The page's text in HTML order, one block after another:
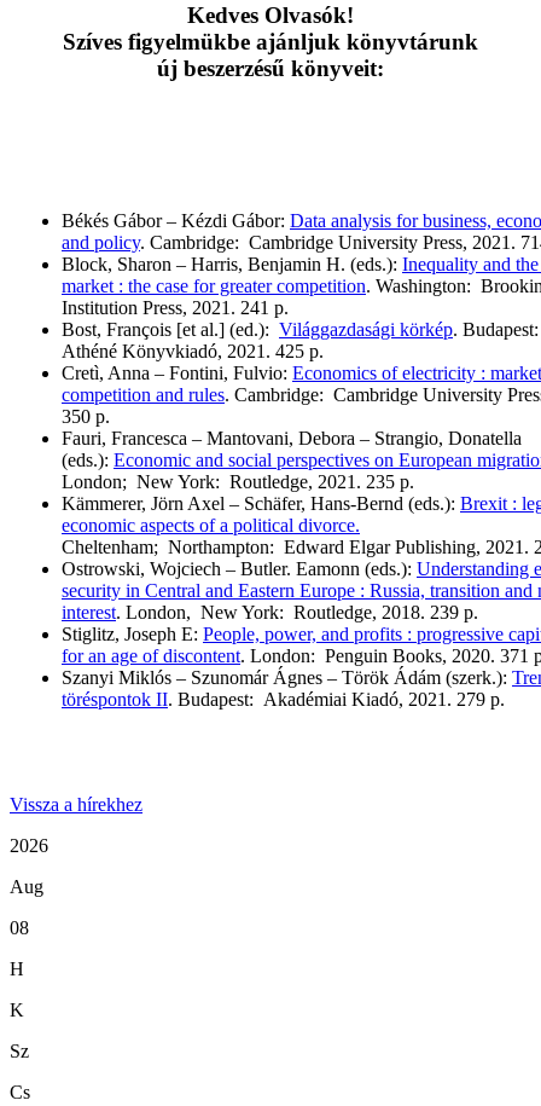
Kedves Olvasók!
Szíves figyelmükbe ajánljuk könyvtárunk
új beszerzésű könyveit:
Békés Gábor – Kézdi Gábor: Data analysis for business,
and policy. Cambridge: Cambridge University Press, 2021.
Block, Sharon – Harris, Benjamin H. (eds.): Inequality and
market : the case for greater competition. Washington:
Institution Press, 2021. 241 p.
Bost, François [et al.] (ed.): Világgazdasági körkép.
Athéné Könyvkiadó, 2021. 425 p.
Cretì, Anna – Fontini, Fulvio: Economics of electricity :
competition and rules. Cambridge: Cambridge University
350 p.
Fauri, Francesca – Mantovani, Debora – Strangio, Donatella
(eds.): Economic and social perspectives on European
London; New York: Routledge, 2021. 235 p.
Kämmerer, Jörn Axel – Schäfer, Hans-Bernd (eds.): Brexit :
economic aspects of a political divorce.
Cheltenham; Northampton: Edward Elgar Publishing, 2021.
Ostrowski, Wojciech – Butler. Eamonn (eds.): Understanding
security in Central and Eastern Europe : Russia, transition and
interest. London, New York: Routledge, 2018. 239 p.
Stiglitz, Joseph E: People, power, and profits : progressive
for an age of discontent. London: Penguin Books, 2020. 371
Szanyi Miklós – Szunomár Ágnes – Török Ádám (szerk.):
töréspontok II. Budapest: Akadémiai Kiadó, 2021. 279 p.
Vissza a hírekhez
2026
Aug
08
H
K
Sz
Cs